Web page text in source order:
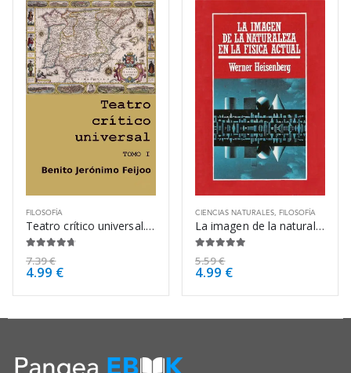
FILOSOFÍA
Teatro crítico universal. Tomo I – Benito Jerónimo Feijoo
7.39€
4.99 €
CIENCIAS NATURALES FILOSOFÍA
La imagen de la naturaleza en la física – Werner Heisenberg
5.59€
4.99 €